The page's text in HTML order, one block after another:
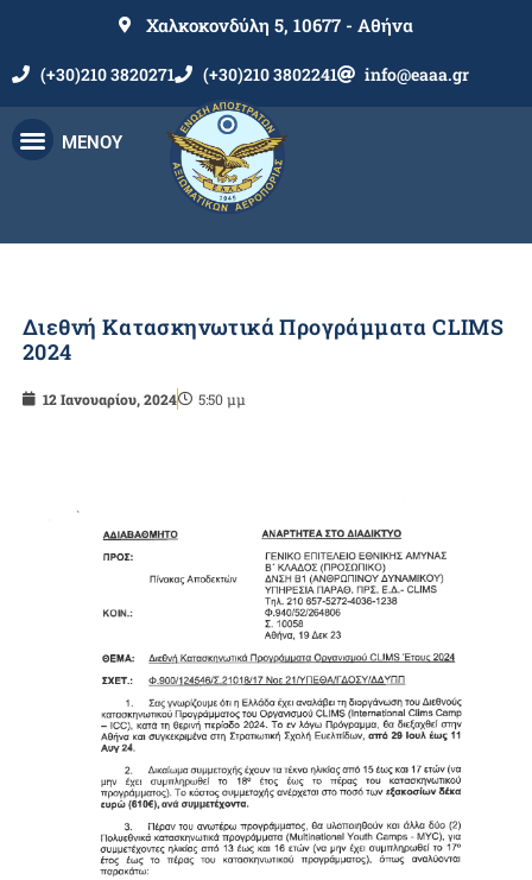
Χαλκοκονδύλη 5, 10677 - Αθήνα
(+30)210 3820271 (+30)210 3802241 info@eaaa.gr
ΜΕΝΟΥ
Διεθνή Κατασκηνωτικά Προγράμματα CLIMS
2024
12 Ιανουαρίου, 2024 5:50 μμ